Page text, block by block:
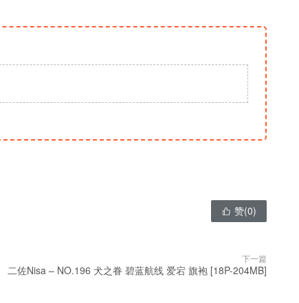
 赞(0)
下一篇
二佐Nisa – NO.196 犬之眷 碧蓝航线 爱宕 旗袍 [18P-204MB]